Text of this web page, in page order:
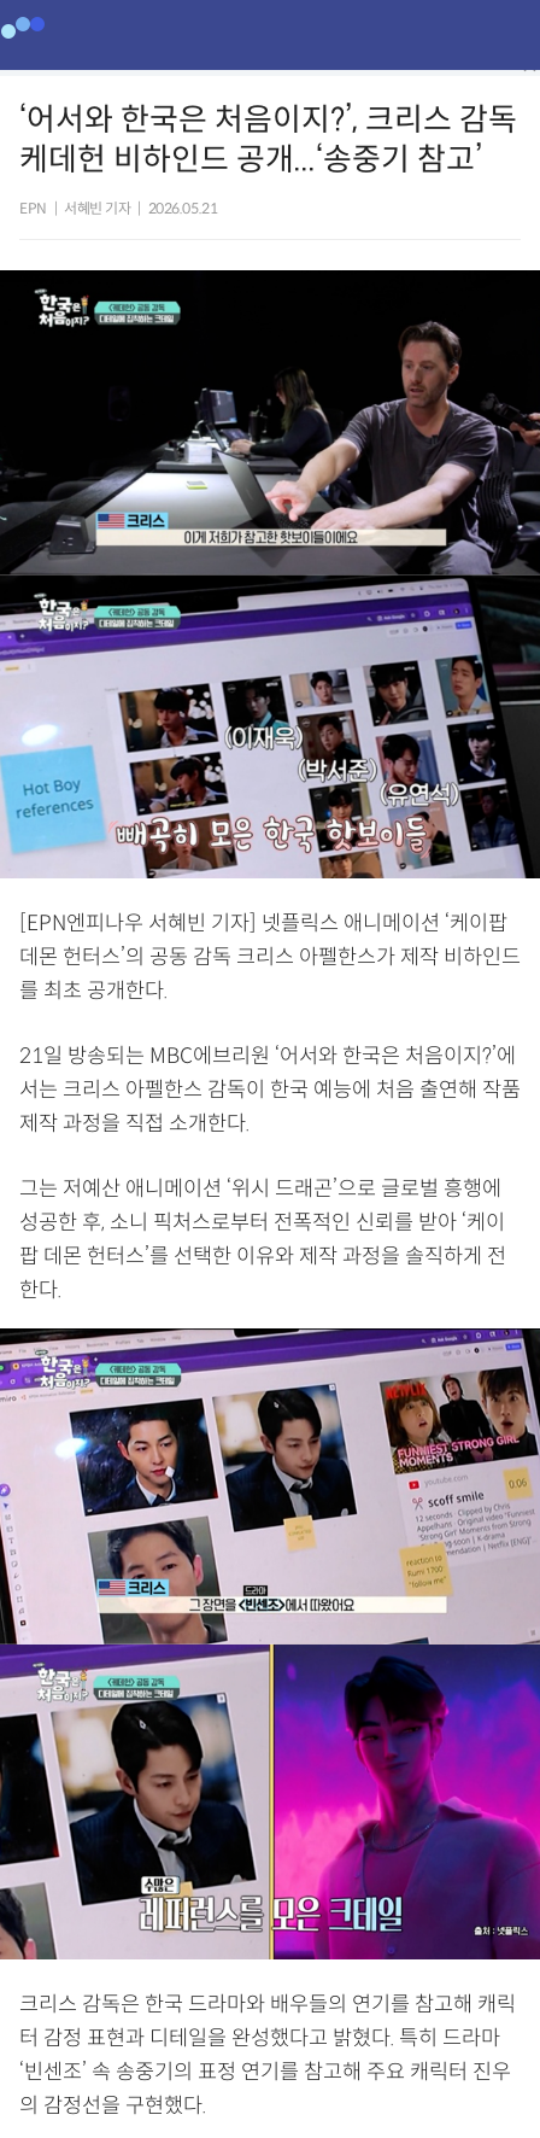
‘어서와 한국은 처음이지?’, 크리스 감독
케데헌 비하인드 공개...‘송중기 참고’
EPN 서혜빈 기자 2026.05.21
[EPN엔피나우 서혜빈 기자] 넷플릭스 애니메이션 ‘케이팝
데몬 헌터스’의 공동 감독 크리스 아펠한스가 제작 비하인드
를 최초 공개한다.
21일 방송되는 MBC에브리원 ‘어서와 한국은 처음이지?’에
서는 크리스 아펠한스 감독이 한국 예능에 처음 출연해 작품
제작 과정을 직접 소개한다.
그는 저예산 애니메이션 ‘위시 드래곤’으로 글로벌 흥행에
성공한 후, 소니 픽처스로부터 전폭적인 신뢰를 받아 ‘케이
팝 데몬 헌터스’를 선택한 이유와 제작 과정을 솔직하게 전
한다.
크리스 감독은 한국 드라마와 배우들의 연기를 참고해 캐릭
터 감정 표현과 디테일을 완성했다고 밝혔다. 특히 드라마
‘빈센조’ 속 송중기의 표정 연기를 참고해 주요 캐릭터 진우
의 감정선을 구현했다.